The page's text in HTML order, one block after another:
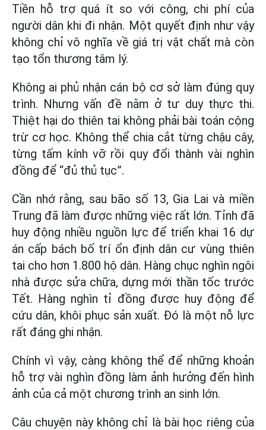
Tiền hỗ trợ quá ít so với công, chi phí của
người dân khi đi nhận. Một quyết định như vậy
không chỉ vô nghĩa về giá trị vật chất mà còn
tạo tổn thương tâm lý.
Không ai phủ nhận cán bộ cơ sở làm đúng quy
trình. Nhưng vấn đề nằm ở tư duy thực thi.
Thiệt hại do thiên tai không phải bài toán cộng
trừ cơ học. Không thể chia cắt từng chậu cây,
từng tấm kính vỡ rồi quy đổi thành vài nghìn
đồng để “đủ thủ tục”.
Cần nhớ rằng, sau bão số 13, Gia Lai và miền
Trung đã làm được những việc rất lớn. Tỉnh đã
huy động nhiều nguồn lực để triển khai 16 dự
án cấp bách bố trí ổn định dân cư vùng thiên
tai cho hơn 1.800 hộ dân. Hàng chục nghìn ngôi
nhà được sửa chữa, dựng mới thần tốc trước
Tết. Hàng nghìn tỉ đồng được huy động để
cứu dân, khôi phục sản xuất. Đó là một nỗ lực
rất đáng ghi nhận.
Chính vì vậy, càng không thể để những khoản
hỗ trợ vài nghìn đồng làm ảnh hưởng đến hình
ảnh của cả một chương trình an sinh lớn.
Câu chuyện này không chỉ là bài học riêng của